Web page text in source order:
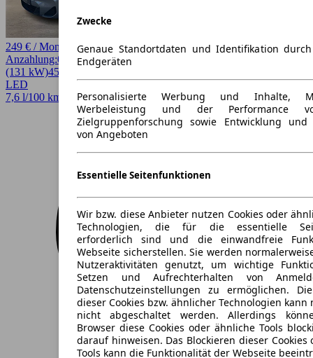
249 € / Monat
Anzahlung:0,00 €Laufzeit:30 Monate
(131 kW)45.078 km EZ 12/2023
LED
7,6 l/100 km (komb.)* · 174 g/km CO2* · CO2-Klasse F
Zwecke
Genaue Standortdaten und Identifikation
Endgeräten
Personalisierte Werbung und Inhalte,
Werbeleistung und der Performance
Zielgruppenforschung sowie Entwicklung und
von Angeboten
Essentielle Seitenfunktionen
Wir bzw. diese Anbieter nutzen Cookies oder
Technologien, die für die essentielle
erforderlich sind und die einwandfreie
Webseite sicherstellen. Sie werden
Nutzeraktivitäten genutzt, um wichtige
Setzen und Aufrechterhalten von
Datenschutzeinstellungen zu ermöglichen.
dieser Cookies bzw. ähnlicher Technologien kann
nicht abgeschaltet werden. Allerdings
Browser diese Cookies oder ähnliche Tools
darauf hinweisen. Das Blockieren dieser
Tools kann die Funktionalität der Webseite